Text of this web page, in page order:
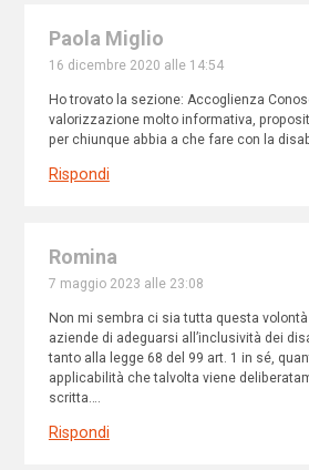
Paola Miglio
16 dicembre 2020 alle 14:54
Ho trovato la sezione: Accoglienza
valorizzazione molto informativa,
per chiunque abbia a che fare con la
Rispondi
Romina
7 maggio 2023 alle 23:08
Non mi sembra ci sia tutta questa
aziende di adeguarsi all’inclusività dei
tanto alla legge 68 del 99 art. 1 in sé,
applicabilità che talvolta viene
scritta….
Rispondi